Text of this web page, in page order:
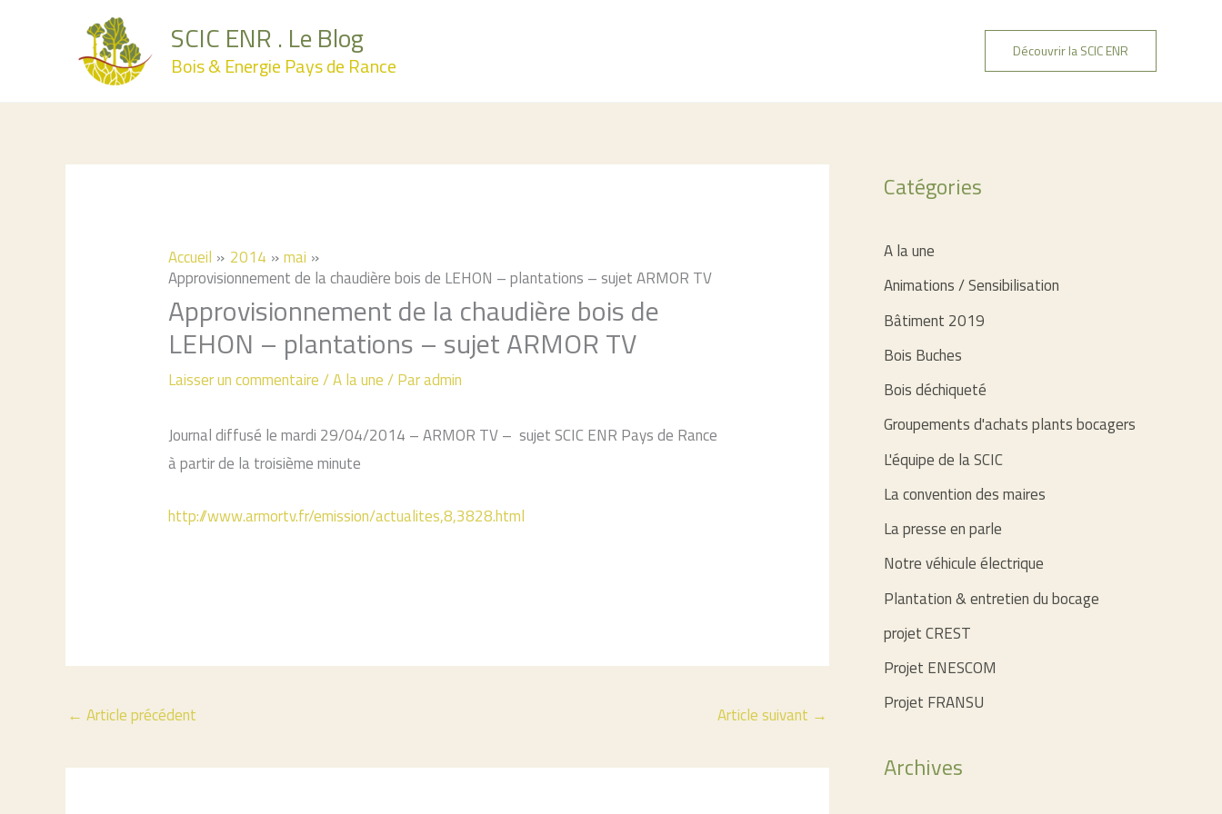
SCIC ENR . Le Blog
Bois & Energie Pays de Rance
Découvrir la SCIC ENR
Accueil 2014
mai
Approvisionnement de la chaudière bois de LEHON – plantations – sujet ARMOR TV
Approvisionnement de la chaudière bois de
LEHON – plantations – sujet ARMOR TV
Laisser un commentaire /A la une/ Paradmin
Journal diffusé le mardi 29/04/2014 – ARMOR TV – sujet SCIC ENR Pays de Rance
à partir de la troisième minute
http://www.armortv.fr/emission/actualites,8,3828.html
← Article précédent Article suivant →
Catégories
A la une
Animations / Sensibilisation
Bâtiment 2019
Bois Buches
Bois déchiqueté
Groupements d'achats plants bocagers
L'équipe de la SCIC
La convention des maires
La presse en parle
Notre véhicule électrique
Plantation & entretien du bocage
projet CREST
Projet ENESCOM
Projet FRANSU
Archives